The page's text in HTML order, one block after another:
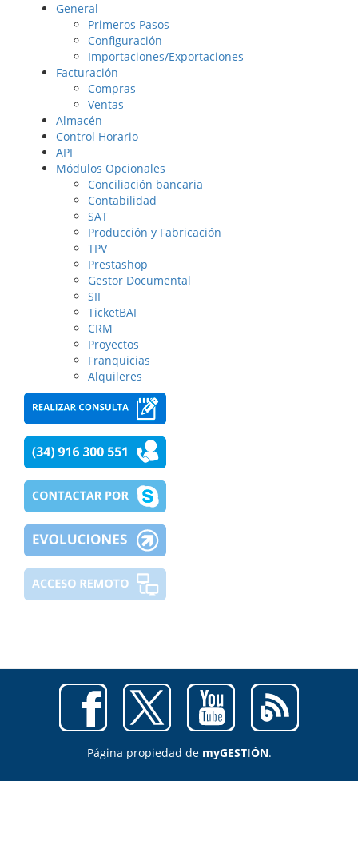
General
Primeros Pasos
Configuración
Importaciones/Exportaciones
Facturación
Compras
Ventas
Almacén
Control Horario
API
Módulos Opcionales
Conciliación bancaria
Contabilidad
SAT
Producción y Fabricación
TPV
Prestashop
Gestor Documental
SII
TicketBAI
CRM
Proyectos
Franquicias
Alquileres
Página propiedad de myGESTIÓN.